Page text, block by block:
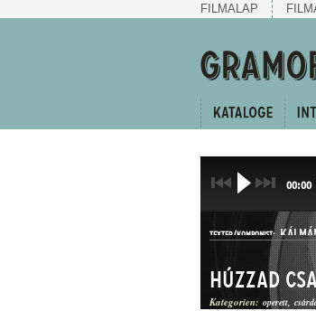
FILMALAP
00:00
TEXTER/KOMPONIST:
Húzzad
Kategorien: operett